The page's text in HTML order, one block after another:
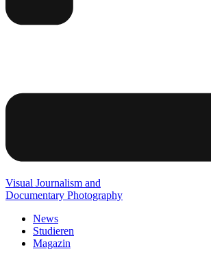
Visual Journalism and
Documentary Photography
News
Studieren
Magazin